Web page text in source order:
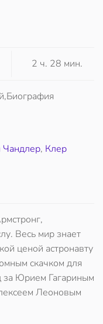
2 ч. 28 мин.
Чандлер, Клер
Весь мир знает
ценой астронавту
скачком для
за Юрием Гагариным
Леоновым